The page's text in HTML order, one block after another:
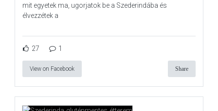
mit egyetek ma, ugorjatok be a Szederindába és
élvezzétek a
27 1
View on Facebook Share